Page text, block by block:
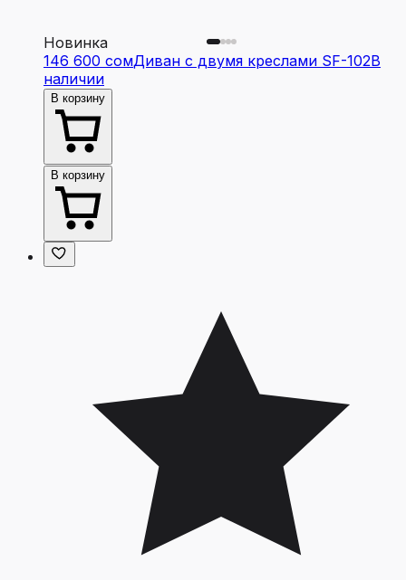
Новинка
146 600 сомДиван с двумя креслами SF-102В
наличии
В корзину
В корзину